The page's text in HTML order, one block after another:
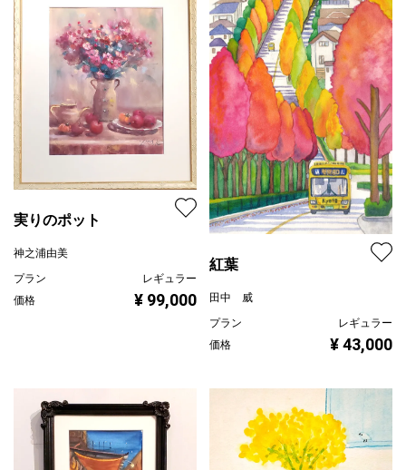
実りのポット
神之浦由美
プラン
レギュラー
価格
¥ 99,000
紅葉
田中 威
プラン
レギュラー
価格
¥ 43,000